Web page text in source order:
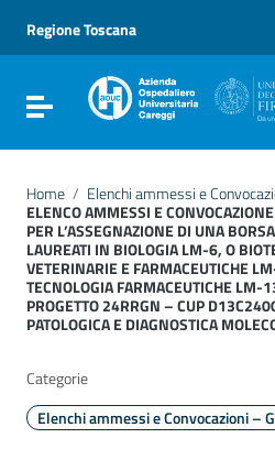
Vai al menu di navigazione
Vai al footer
Regione Toscana
Attiva / disattiva la
Home / Elenchi ammessi e
ELENCO AMMESSI E
PER L’ASSEGNAZIONE DI UNA
LAUREATI IN BIOLOGIA LM-6, O
VETERINARIE E FARMACEUTICHE
TECNOLOGIA FARMACEUTICHE LM-
PROGETTO 24RRGN – CUP
PATOLOGICA E DIAGNOSTICA
Categorie
Elenchi ammessi e Convocazioni –